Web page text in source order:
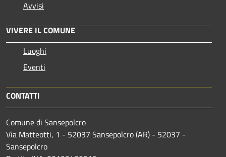
Avvisi
VIVERE IL COMUNE
Luoghi
Eventi
CONTATTI
Comune di Sansepolcro
Via Matteotti, 1 - 52037 Sansepolcro (AR) - 52037 -
Sansepolcro